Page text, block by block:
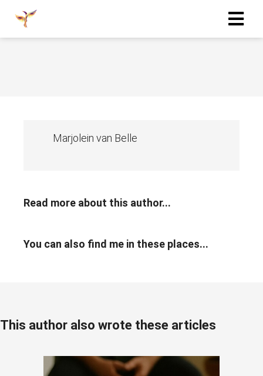
Marjolein van Belle
Read more about this author...
You can also find me in these places...
This author also wrote these articles